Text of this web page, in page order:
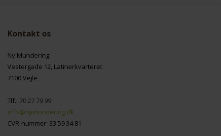
Kontakt os
Ny Mundering
Vestergade 12, Latinerkvarteret
7100 Vejle
Tlf.: 70 27 79 99
info@nymundering.dk
CVR-nummer: 33 59 34 81